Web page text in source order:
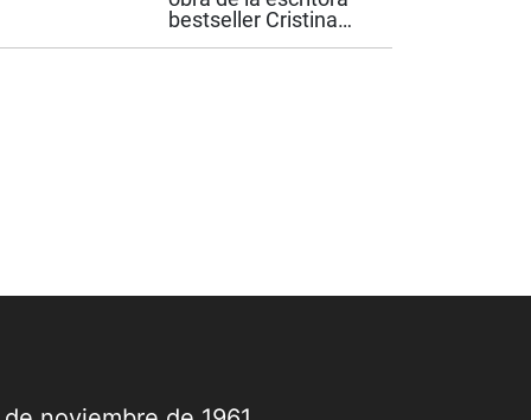
bestseller Cristina
Martín Jiménez,